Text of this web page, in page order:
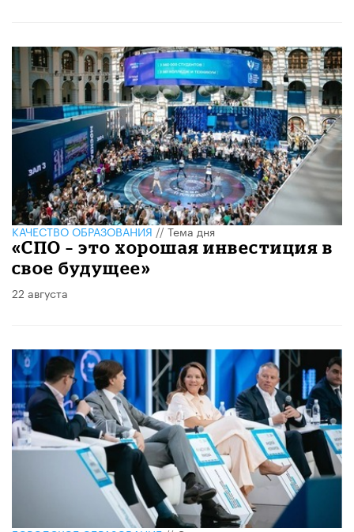
КАЧЕСТВО ОБРАЗОВАНИЯ//Тема дня
«СПО – это хорошая инвестиция в
свое будущее»
22 августа